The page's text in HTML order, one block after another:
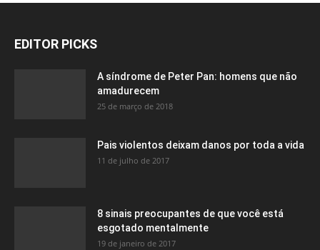
EDITOR PICKS
A síndrome de Peter Pan: homens que não
amadurecem
25 de março de 2018
Pais violentos deixam danos por toda a vida
11 de julho de 2017
8 sinais preocupantes de que você está
esgotado mentalmente
19 de janeiro de 2017